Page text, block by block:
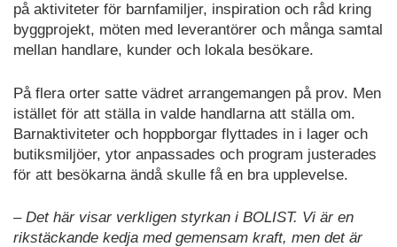
på aktiviteter för barnfamiljer, inspiration och råd kring
byggprojekt, möten med leverantörer och många samtal
mellan handlare, kunder och lokala besökare.
På flera orter satte vädret arrangemangen på prov. Men
istället för att ställa in valde handlarna att ställa om.
Barnaktiviteter och hoppborgar flyttades in i lager och
butiksmiljöer, ytor anpassades och program justerades
för att besökarna ändå skulle få en bra upplevelse.
– Det här visar verkligen styrkan i BOLIST. Vi är en
rikstäckande kedja med gemensam kraft, men det är